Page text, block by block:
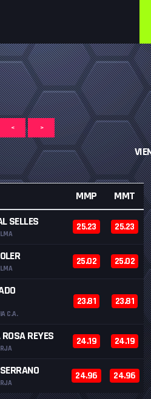
< >
MMP MMT
SELLES 25.23 25.23
25.02 25.02
C.A.
23.81 23.81
REYES 24.19 24.19
24.96 24.96